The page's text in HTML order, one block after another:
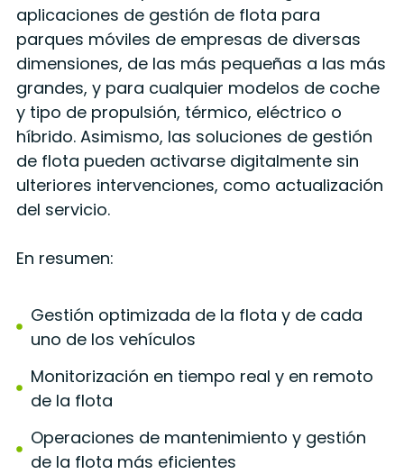
aplicaciones de gestión de flota para
parques móviles de empresas de diversas
dimensiones, de las más pequeñas a las más
grandes, y para cualquier modelos de coche
y tipo de propulsión, térmico, eléctrico o
híbrido. Asimismo, las soluciones de gestión
de flota pueden activarse digitalmente sin
ulteriores intervenciones, como actualización
del servicio.
En resumen:
Gestión optimizada de la flota y de cada
uno de los vehículos
Monitorización en tiempo real y en remoto
de la flota
Operaciones de mantenimiento y gestión
de la flota más eficientes